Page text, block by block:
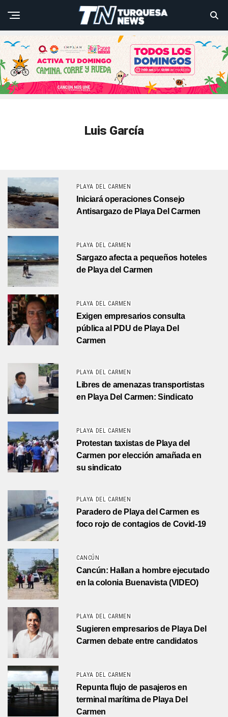
Luis García
PLAYA DEL CARMEN
Iniciará operaciones Consejo
Antisargazo de Playa Del Carmen
PLAYA DEL CARMEN
Sargazo afecta a pequeños hoteles
de Playa del Carmen
PLAYA DEL CARMEN
Exigen empresarios consulta
pública al PDU de Playa Del
Carmen
PLAYA DEL CARMEN
Libres de amenazas transportistas
en Playa Del Carmen: Sindicato
PLAYA DEL CARMEN
Protestan taxistas de Playa del
Carmen por elección amañada en
su sindicato
PLAYA DEL CARMEN
Paradero de Playa del Carmen es
foco rojo de contagios de Covid-19
CANCÚN
Cancún: Hallan a hombre ejecutado
en la colonia Buenavista (VIDEO)
PLAYA DEL CARMEN
Sugieren empresarios de Playa Del
Carmen debate entre candidatos
PLAYA DEL CARMEN
Repunta flujo de pasajeros en
terminal marítima de Playa Del
Carmen